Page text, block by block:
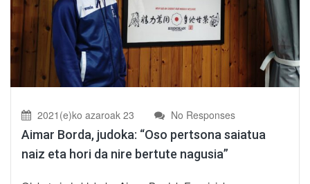
2021(e)ko azaroak 23 No Responses
Aimar Borda, judoka: “Oso pertsona saiatua
naiz eta hori da nire bertute nagusia”